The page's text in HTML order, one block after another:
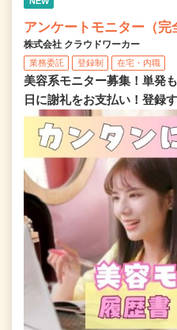
アンケートモニター（完
株式会社 クラウドワーカー
業務委託 登録制 在宅・内職
美容系モニター募集！単発
日に謝礼をお支払い！登録